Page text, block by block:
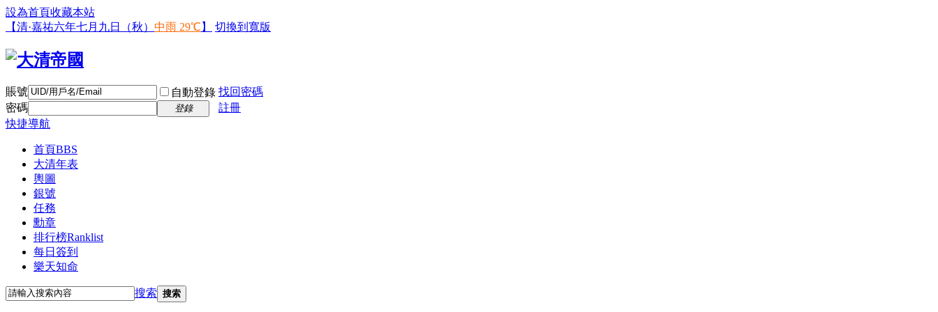
設為首頁收藏本站
【清·嘉祐六年七月九日（秋） 中雨 29℃ 】 切換到寬版
賬號 自動登錄 找回密碼
密碼
登錄
註冊
快捷導航
首頁BBS
大清年表
輿圖
銀號
任務
勳章
排行榜Ranklist
每日簽到
樂天知命
搜索 搜索